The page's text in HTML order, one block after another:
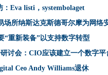
的浏览器Vivaldi针对那些厌倦了UI紧缩
大利亚和新西兰IT专业人员比英国等同
检查点，华为加入英特尔安全创新联盟
在一个包中统一了大型开发人员
：Eva listi，systembolaget
场所纳斯达克斯德哥尔摩为网络
“重新装备”以支持数字转型
讨会：CIO应该建立一个数字平
Ceo Andy Williams退休